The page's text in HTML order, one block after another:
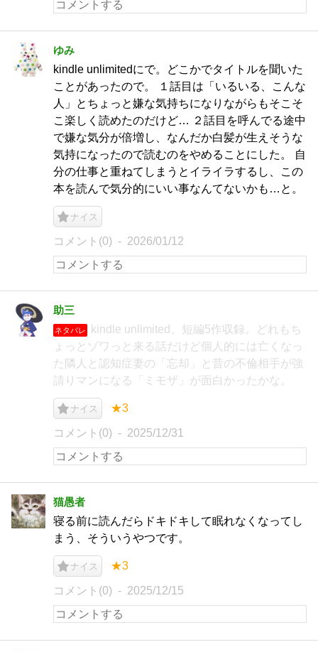
ゆみ
kindle unlimitedにで。どこかでタイトルを聞いた
ことがあったので。 １話目は「いるいる、こんな
人」とちょっと嫌な気持ちになりながらもそこそ
こ楽しく読めたのだけど… ２話目を呼んでる途中
で嫌な気分が倍増し、なんだか白髪が生えそうな
気持になったので読むのをやめることにした。 自
分の仕事と重ねてしまうとイライラするし、この
本を読んで気分的にいい事なんてないかも…と。
ナイス
コメント(0) 2026/01/12
助三
ネタバレ
kindle unlimited。短編5作収録。どれもち
ょっとゾワっと来る話だけど個人的には亡くなっ
た隣人と認知症妻の「忘却」と昔の不倫相手が強
請りマンになる「ミモザ」が面白かったかな。
ナイス ★3
コメント(0) 2025/12/31
猫愚者
寝る前に読んだらドキドキして眠れなくなってし
まう、そういうやつです。
ナイス ★3
コメント(0) 2025/12/15